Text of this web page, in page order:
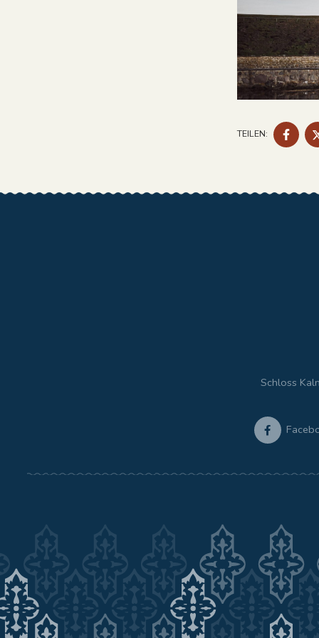
TEILEN:
AUF
Schloss